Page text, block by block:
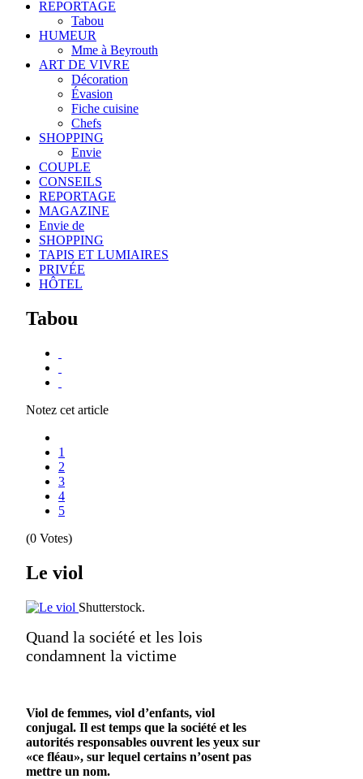
REPORTAGE
Tabou
HUMEUR
Mme à Beyrouth
ART DE VIVRE
Décoration
Évasion
Fiche cuisine
Chefs
SHOPPING
Envie
COUPLE
CONSEILS
REPORTAGE
MAGAZINE
Envie de
SHOPPING
TAPIS ET LUMIAIRES
PRIVÉE
HÔTEL
Tabou
Notez cet article
1
2
3
4
5
(0 Votes)
Le viol
Shutterstock.
Quand la société et les lois
condamnent la victime
Viol de femmes, viol d’enfants, viol
conjugal. Il est temps que la société et les
autorités responsables ouvrent les yeux sur
«ce fléau», sur lequel certains n’osent pas
mettre un nom.